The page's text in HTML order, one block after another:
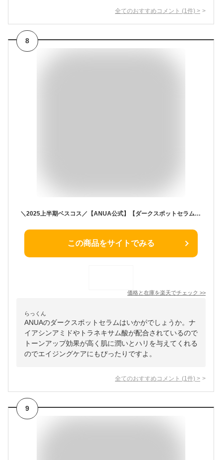
全てのおすすめコメント (1 件) >
8
＼2025上半期ベスコス／【ANUA公式】【ダークスポットセラム 30ml】 ナイアシンアミド トラネキサム酸 TXA アルブチン 美容液 セラム 透明感 トーンアップ くすみ アヌア anua 韓国コスメ
この商品をサイトでみる
価格と在庫を楽天でチェック >>
らっくん
ANUAのダークスポットセラムはいかがでしょうか。ナ
イアシンアミドやトラネキサム酸が配合されているので
トーンアップ効果が高く肌に潤いとハリを与えてくれる
のでエイジングケアにもぴったりですよ。
全てのおすすめコメント (1 件) >
9